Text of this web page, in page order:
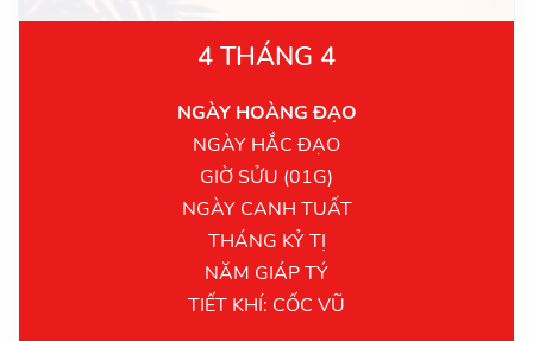
4 THÁNG 4
NGÀY HOÀNG ĐẠO
NGÀY HẮC ĐẠO
GIỜ SỬU (01G)
NGÀY CANH TUẤT
THÁNG KỶ TỊ
NĂM GIÁP TÝ
TIẾT KHÍ: CỐC VŨ